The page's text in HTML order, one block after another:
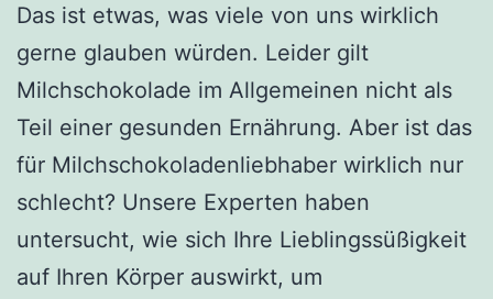
Das ist etwas, was viele von uns wirklich
gerne glauben würden. Leider gilt
Milchschokolade im Allgemeinen nicht als
Teil einer gesunden Ernährung. Aber ist das
für Milchschokoladenliebhaber wirklich nur
schlecht? Unsere Experten haben
untersucht, wie sich Ihre Lieblingssüßigkeit
auf Ihren Körper auswirkt, um